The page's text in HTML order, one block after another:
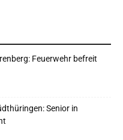
Feuerwehr befreit
Senior in